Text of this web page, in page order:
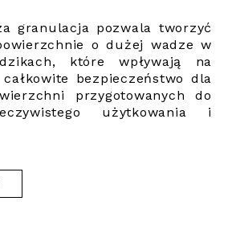
granulacja pozwala tworzyć
o dużej wadze w
które wpływają na
bezpieczeństwo dla
przygotowanych do
użytkowania i